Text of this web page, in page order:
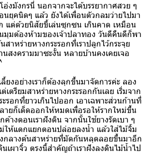
อ่งมังกรนี่ นอกจากจะได้บรรยากาศสวย ๆ
ยุคนิดๆ แล้ว ยังได้เพื่อนตัวกลมว่ายไปมา
แต่ด้วยนิสัยขี้เล่นซุกซน เกินคาด เหมือน
มุมต้องห้ามของเจ้าปลาทอง วันดีคืนดีก็พา
สาหร่ายหางกระรอกที่เราปลูกไว้กระจุย
นสงครามมาซะงั้น หลายบ้านคงเคยเจอ
ยงอย่างเราก็ต้องลุกขึ้นมาจัดการค่ะ ลอง
เตรียมสาหร่ายหางกระรอกกันเลย เริ่มจาก
รอกที่ยาวเกินไปออก เอาเฉพาะส่วนก้านที่
ายก็เด็ดออกให้หมดเพื่อรอให้รากใหม่ขึ้น
ค้างตอนเราฝังดิน จากนั้นใช้ยางรัดเบา ๆ
ให้แตกแยกตอนปล่อยลงน้ำ แล้วใส่ไม้จิ้ม
งกลางต้นสาหร่ายที่มัดกันหลุดลอยขึ้นมาอีก
เผาจิ๋ว ตรงนี้สำคัญถ้าเราฝังลงดินไม้น้ำไป